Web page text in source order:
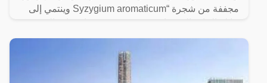
مجففة من شجرة “Syzygium aromaticum وينتمي إلى
ينمو في